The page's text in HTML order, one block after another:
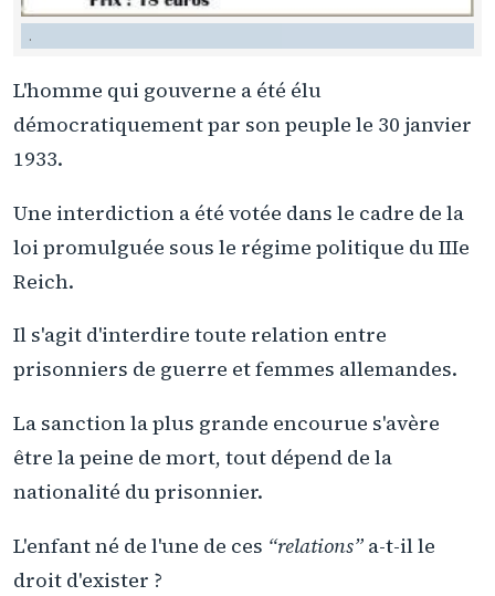
.
L'homme qui gouverne a été élu
démocratiquement par son peuple le 30 janvier
1933.
Une interdiction a été votée dans le cadre de la
loi promulguée sous le régime politique du IIIe
Reich.
Il s'agit d'interdire toute relation entre
prisonniers de guerre et femmes allemandes.
La sanction la plus grande encourue s'avère
être la peine de mort, tout dépend de la
nationalité du prisonnier.
L'enfant né de l'une de ces “relations” a-t-il le
droit d'exister ?